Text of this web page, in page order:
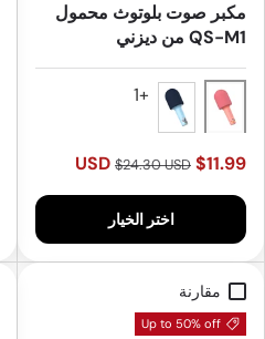
مكبر صوت بلوتوث محمول
QS-M1 من ديزني
$11.99 USD
$24.30 USD
اختر الخيار
مقارنة
Up to 50% off